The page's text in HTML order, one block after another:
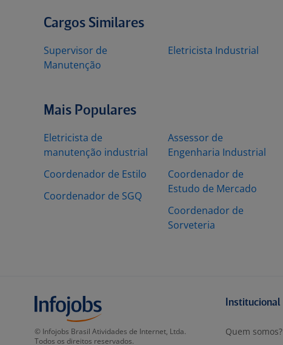
Cargos Similares
Supervisor de
Manutenção
Eletricista Industrial
Mais Populares
Eletricista de
manutenção industrial
Coordenador de Estilo
Coordenador de SGQ
Assessor de
Engenharia Industrial
Coordenador de
Estudo de Mercado
Coordenador de
Sorveteria
© Infojobs Brasil Atividades de Internet, Ltda.
Todos os direitos reservados.
Institucional
Quem somos?